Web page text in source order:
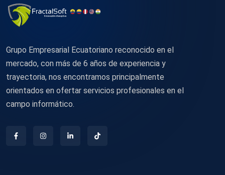
Grupo Empresarial Ecuatoriano reconocido en el
mercado, con más de 6 años de experiencia y
trayectoria, nos encontramos principalmente
orientados en ofertar servicios profesionales en el
campo informático.